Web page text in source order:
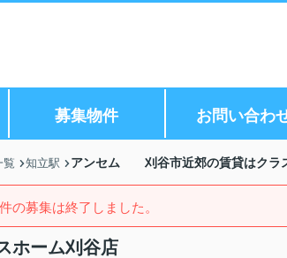
募集物件 お問い合わ
覧 知立駅 アンセム 刈谷市近郊の賃貸はクラ
の募集は終了しました。
ーム刈谷店